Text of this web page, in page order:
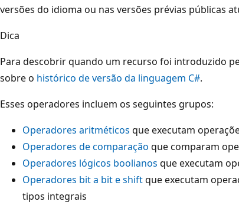
versões do idioma ou nas versões prévias públicas
Dica
Para descobrir quando um recurso foi introduzido
sobre o histórico de versão da linguagem C#.
Esses operadores incluem os seguintes grupos:
Operadores aritméticos que executam
Operadores de comparação que comparam
Operadores lógicos boolianos que executam
Operadores bit a bit e shiftque executam
tipos integrais